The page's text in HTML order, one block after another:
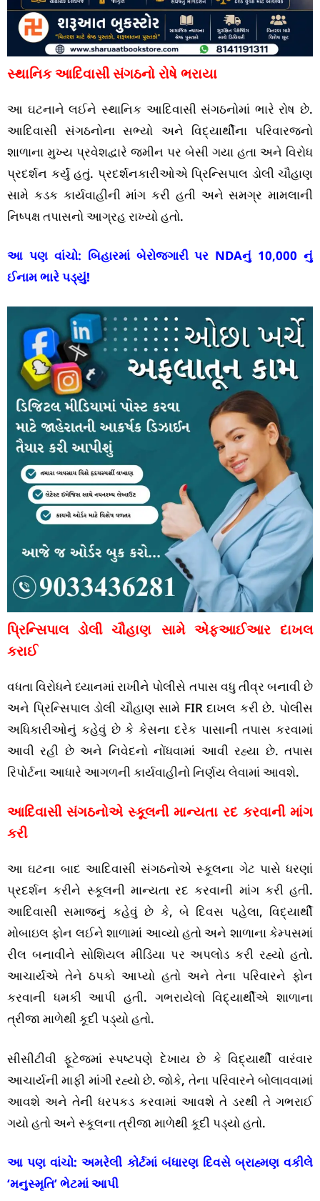
સ્થાનિક આદિવાસી સંગઠનો રોષે ભરાયા
આ ઘટનાને લઈને સ્થાનિક આદિવાસી સંગઠનોમાં ભારે રોષ છે.
આદિવાસી સંગઠનોના સભ્યો અને વિદ્યાર્થીના પરિવારજનો
શાળાના મુખ્ય પ્રવેશદ્વારે જમીન પર બેસી ગયા હતા અને વિરોધ
પ્રદર્શન કર્યું હતું. પ્રદર્શનકારીઓએ પ્રિન્સિપાલ ડોલી ચૌહાણ
સામે કડક કાર્યવાહીની માંગ કરી હતી અને સમગ્ર મામલાની
નિષ્પક્ષ તપાસનો આગ્રહ રાખ્યો હતો.
આ પણ વાંચો: બિહારમાં બેરોજગારી પર NDAનું 10,000 નું
ઈનામ ભારે પડ્યું!
પ્રિન્સિપાલ ડોલી ચૌહાણ સામે એફઆઈઆર દાખલ
કરાઈ
વધતા વિરોધને ધ્યાનમાં રાખીને પોલીસે તપાસ વધુ તીવ્ર બનાવી છે
અને પ્રિન્સિપાલ ડોલી ચૌહાણ સામે FIR દાખલ કરી છે. પોલીસ
અધિકારીઓનું કહેવું છે કે કેસના દરેક પાસાની તપાસ કરવામાં
આવી રહી છે અને નિવેદનો નોંધવામાં આવી રહ્યા છે. તપાસ
રિપોર્ટના આધારે આગળની કાર્યવાહીનો નિર્ણય લેવામાં આવશે.
આદિવાસી સંગઠનોએ સ્કૂલની માન્યતા રદ કરવાની માંગ
કરી
આ ઘટના બાદ આદિવાસી સંગઠનોએ સ્કૂલના ગેટ પાસે ધરણાં
પ્રદર્શન કરીને સ્કૂલની માન્યતા રદ કરવાની માંગ કરી હતી.
આદિવાસી સમાજનું કહેવું છે કે, બે દિવસ પહેલા, વિદ્યાર્થી
મોબાઇલ ફોન લઈને શાળામાં આવ્યો હતો અને શાળાના કેમ્પસમાં
રીલ બનાવીને સોશિયલ મીડિયા પર અપલોડ કરી રહ્યો હતો.
આચાર્યએ તેને ઠપકો આપ્યો હતો અને તેના પરિવારને ફોન
કરવાની ધમકી આપી હતી. ગભરાયેલો વિદ્યાર્થીએ શાળાના
ત્રીજા માળેથી કૂદી પડ્યો હતો.
સીસીટીવી ફૂટેજમાં સ્પષ્ટપણે દેખાય છે કે વિદ્યાર્થી વારંવાર
આચાર્યની માફી માંગી રહ્યો છે. જોકે, તેના પરિવારને બોલાવવામાં
આવશે અને તેની ધરપકડ કરવામાં આવશે તે ડરથી તે ગભરાઈ
ગયો હતો અને સ્કૂલના ત્રીજા માળેથી કૂદી પડ્યો હતો.
આ પણ વાંચો:અમરેલી કોર્ટમાં બંધારણ દિવસે બ્રાહ્મણ વકીલે
‘મનુસ્મૃતિ’ ભેટમાં આપી